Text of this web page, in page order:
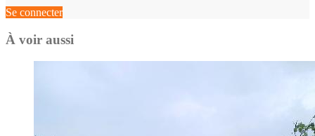
Se connecter
À voir aussi